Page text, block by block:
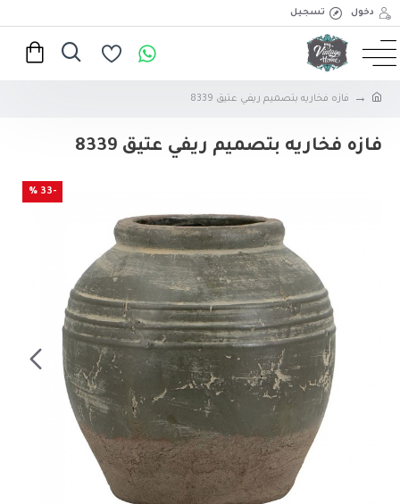
دخول تسجيل
فازه فخاريه بتصميم ريفي عتيق 8339
فازه فخاريه بتصميم ريفي عتيق 8339
-33 %